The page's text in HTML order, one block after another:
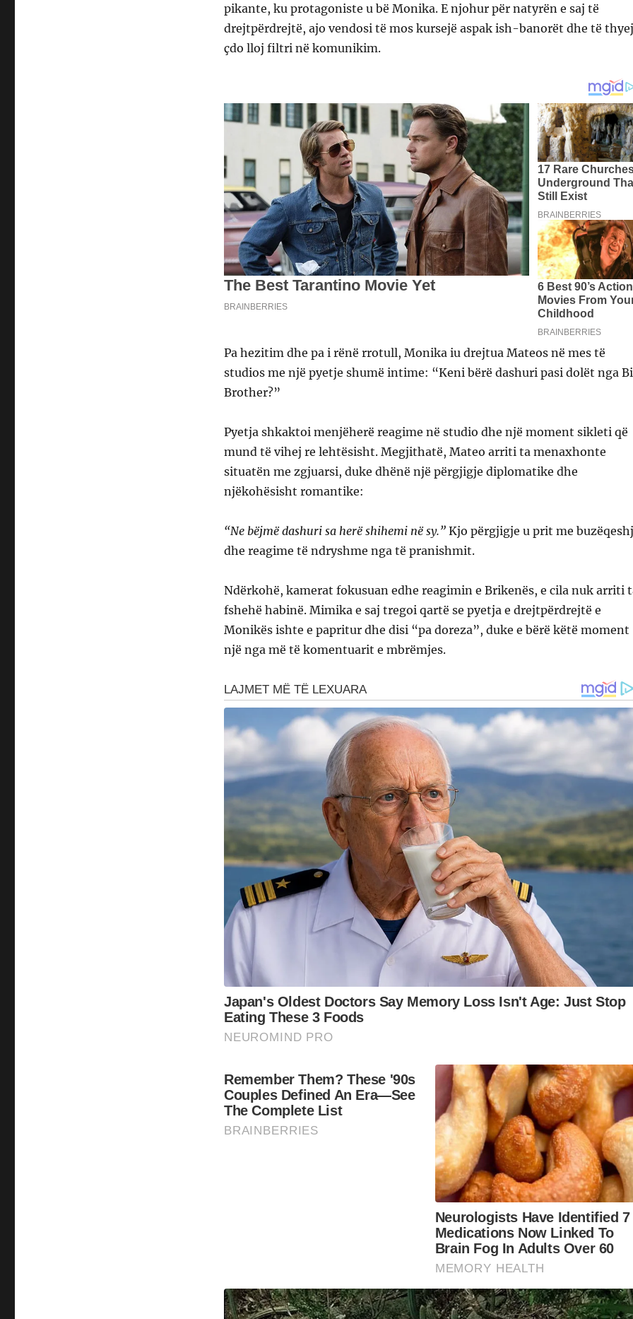
pikante, ku protagoniste u bë Monika. E njohur për natyrën e saj të
drejtpërdrejtë, ajo vendosi të mos kursejë aspak ish-banorët dhe të
çdo lloj filtri në komunikim.
Pa hezitim dhe pa i rënë rrotull, Monika iu drejtua Mateos në mes të
studios me një pyetje shumë intime: “Keni bërë dashuri pasi dolët nga
Brother?”
Pyetja shkaktoi menjëherë reagime në studio dhe një moment sikleti që
mund të vihej re lehtësisht. Megjithatë, Mateo arriti ta menaxhonte
situatën me zgjuarsi, duke dhënë një përgjigje diplomatike dhe
njëkohësisht romantike:
“Ne bëjmë dashuri sa herë shihemi në sy.”Kjo përgjigje u prit me
dhe reagime të ndryshme nga të pranishmit.
Ndërkohë, kamerat fokusuan edhe reagimin e Brikenës, e cila nuk arriti
fshehë habinë. Mimika e saj tregoi qartë se pyetja e drejtpërdrejtë e
Monikës ishte e papritur dhe disi “pa doreza”, duke e bërë këtë moment
një nga më të komentuarit e mbrëmjes.